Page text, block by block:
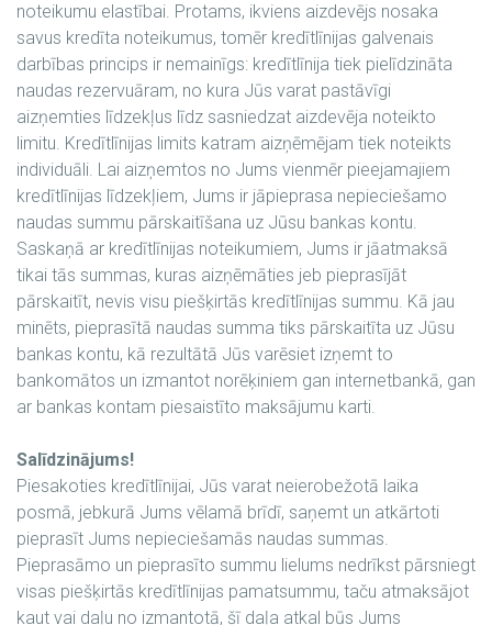
noteikumu elastībai. Protams, ikviens aizdevējs nosaka
savus kredīta noteikumus, tomēr kredītlīnijas galvenais
darbības princips ir nemainīgs: kredītlīnija tiek pielīdzināta
naudas rezervuāram, no kura Jūs varat pastāvīgi
aizņemties līdzekļus līdz sasniedzat aizdevēja noteikto
limitu. Kredītlīnijas limits katram aizņēmējam tiek noteikts
individuāli. Lai aizņemtos no Jums vienmēr pieejamajiem
kredītlīnijas līdzekļiem, Jums ir jāpieprasa nepieciešamo
naudas summu pārskaitīšana uz Jūsu bankas kontu.
Saskaņā ar kredītlīnijas noteikumiem, Jums ir jāatmaksā
tikai tās summas, kuras aizņēmāties jeb pieprasījāt
pārskaitīt, nevis visu piešķirtās kredītlīnijas summu. Kā jau
minēts, pieprasītā naudas summa tiks pārskaitīta uz Jūsu
bankas kontu, kā rezultātā Jūs varēsiet izņemt to
bankomātos un izmantot norēķiniem gan internetbankā, gan
ar bankas kontam piesaistīto maksājumu karti.
Salīdzinājums!
Piesakoties kredītlīnijai, Jūs varat neierobežotā laika
posmā, jebkurā Jums vēlamā brīdī, saņemt un atkārtoti
pieprasīt Jums nepieciešamās naudas summas.
Pieprasāmo un pieprasīto summu lielums nedrīkst pārsniegt
visas piešķirtās kredītlīnijas pamatsummu, taču atmaksājot
kaut vai daļu no izmantotā, šī daļa atkal būs Jums